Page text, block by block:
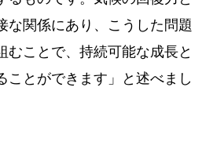
な関係にあり、こうした問題
むことで、持続可能な成長と
ことができます」と述べまし